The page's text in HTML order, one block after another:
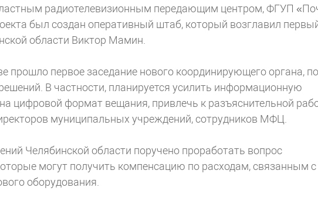
радиотелевизионным передающим центром, ФГУП
был создан оперативный штаб, который возглавил
области Виктор Мамин.
прошло первое заседание нового координирующего органа, по
В частности, планируется усилить информационную
цифровой формат вещания, привлечь к разъяснительной
муниципальных учреждений, сотрудников МФЦ.
Челябинской области поручено проработать вопрос
могут получить компенсацию по расходам, связанным с
оборудования.